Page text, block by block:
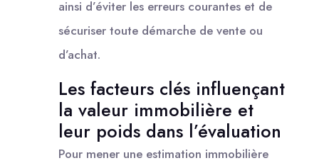
ainsi d’éviter les erreurs courantes et de
sécuriser toute démarche de vente ou
d’achat.
Les facteurs clés influençant
la valeur immobilière et
leur poids dans l’évaluation
Pour mener une estimation immobilière